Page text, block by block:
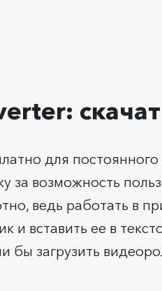
для
за возможность
ведь работать в
и вставить ее в
бы загрузить